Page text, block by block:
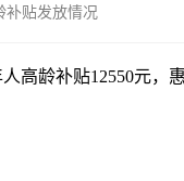
补贴发放情况
高龄补贴12550元，